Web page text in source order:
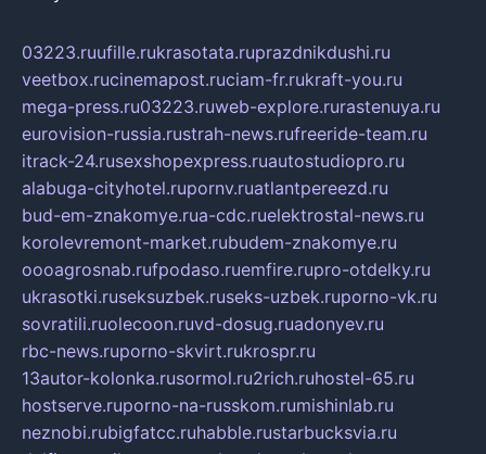
03223.ruufille.rukrasotata.ruprazdnikdushi.ru
veetbox.rucinemapost.ruciam-fr.rukraft-you.ru
mega-press.ru03223.ruweb-explore.rurastenuya.ru
eurovision-russia.rustrah-news.rufreeride-team.ru
itrack-24.rusexshopexpress.ruautostudiopro.ru
alabuga-cityhotel.rupornv.ruatlantpereezd.ru
bud-em-znakomye.rua-cdc.ruelektrostal-news.ru
korolevremont-market.rubudem-znakomye.ru
oooagrosnab.rufpodaso.ruemfire.rupro-otdelky.ru
ukrasotki.ruseksuzbek.ruseks-uzbek.ruporno-vk.ru
sovratili.ruolecoon.ruvd-dosug.ruadonyev.ru
rbc-news.ruporno-skvirt.rukrospr.ru
13autor-kolonka.rusormol.ru2rich.ruhostel-65.ru
hostserve.ruporno-na-russkom.rumishinlab.ru
neznobi.rubigfatcc.ruhabble.rustarbucksvia.ru